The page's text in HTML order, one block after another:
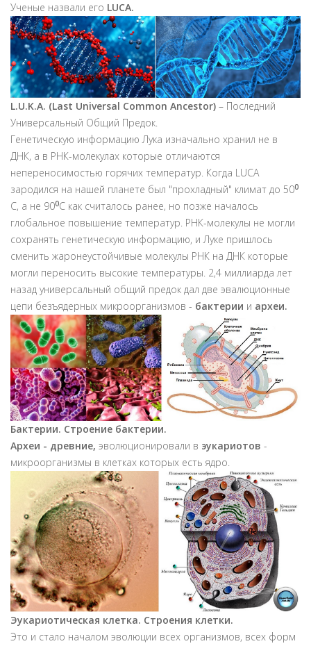
Ученые назвали его LUCA.
L.U.K.A. (Last Universal Common Ancestor) – Последний
Универсальный Общий Предок.
Генетическую информацию Лука изначально хранил не в
ДНК, а в РНК-молекулах которые отличаются
непереносимостью горячих температур. Когда LUCA
зародился на нашей планете был "прохладный" климат до 500
С, а не 900С как считалось ранее, но позже началось
глобальное повышение температур. РНК-молекулы не могли
сохранять генетическую информацию, и Луке пришлось
сменить жаронеустойчивые молекулы РНК на ДНК которые
могли переносить высокие температуры. 2,4 миллиарда лет
назад универсальный общий предок дал две эвалюционные
цепи безъядерных микроорганизмов - бактерии и археи.
Бактерии. Строение бактерии.
Археи - древние, эволюционировали в эукариотов -
микроорганизмы в клетках которых есть ядро.
Эукариотическая клетка. Строения клетки.
Это и стало началом эволюции всех организмов, всех форм